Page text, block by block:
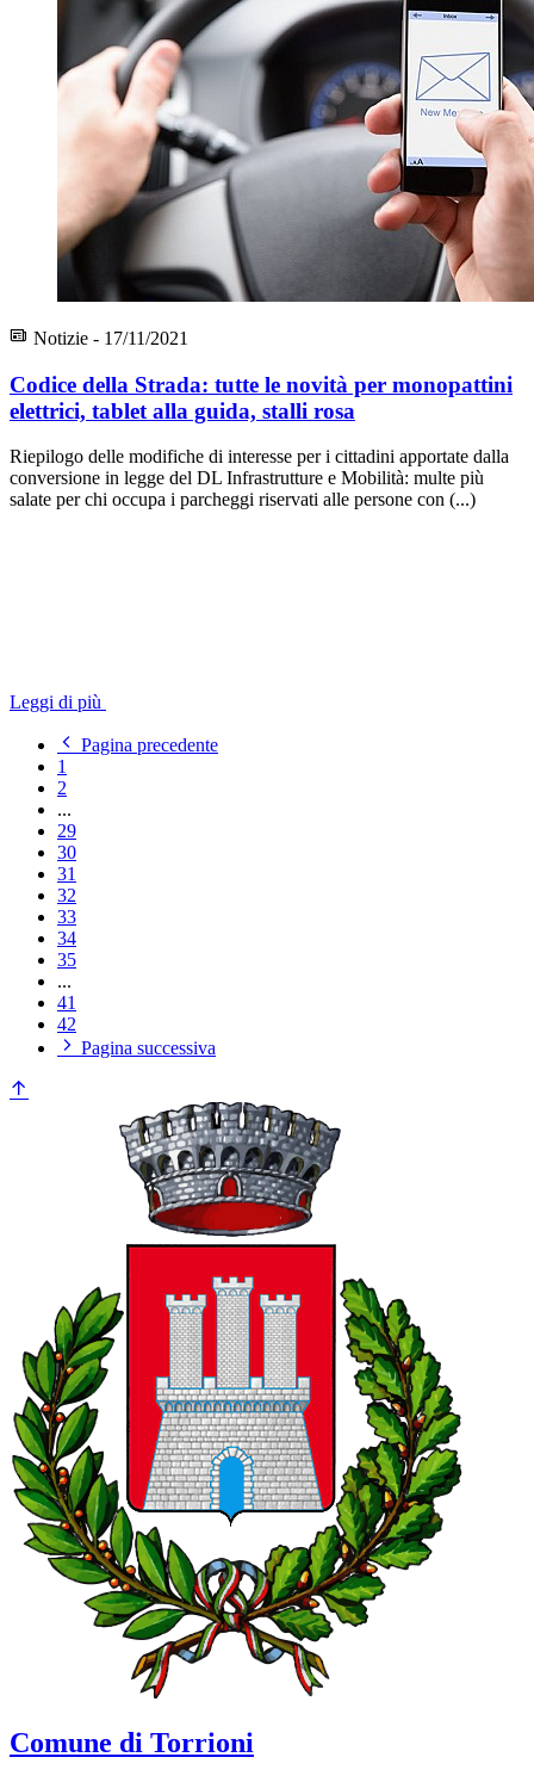
Notizie - 17/11/2021
Codice della Strada: tutte le novità per monopattini
elettrici, tablet alla guida, stalli rosa
Riepilogo delle modifiche di interesse per i cittadini apportate dalla
conversione in legge del DL Infrastrutture e Mobilità: multe più
salate per chi occupa i parcheggi riservati alle persone con (...)
Leggi di più
Pagina precedente
1
2
...
29
30
31
32
33
34
35
...
41
42
Pagina successiva
Comune di Torrioni